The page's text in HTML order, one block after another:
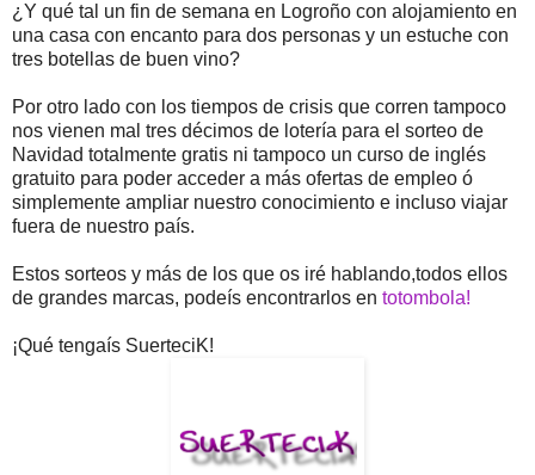
¿Y qué tal un fin de semana en Logroño con alojamiento en
una casa con encanto para dos personas y un estuche con
tres botellas de buen vino?
Por otro lado con los tiempos de crisis que corren tampoco
nos vienen mal tres décimos de lotería para el sorteo de
Navidad totalmente gratis ni tampoco un curso de inglés
gratuito para poder acceder a más ofertas de empleo ó
simplemente ampliar nuestro conocimiento e incluso viajar
fuera de nuestro país.
Estos sorteos y más de los que os iré hablando,todos ellos
de grandes marcas, podeís encontrarlos en totombola!
¡Qué tengaís SuerteciK!